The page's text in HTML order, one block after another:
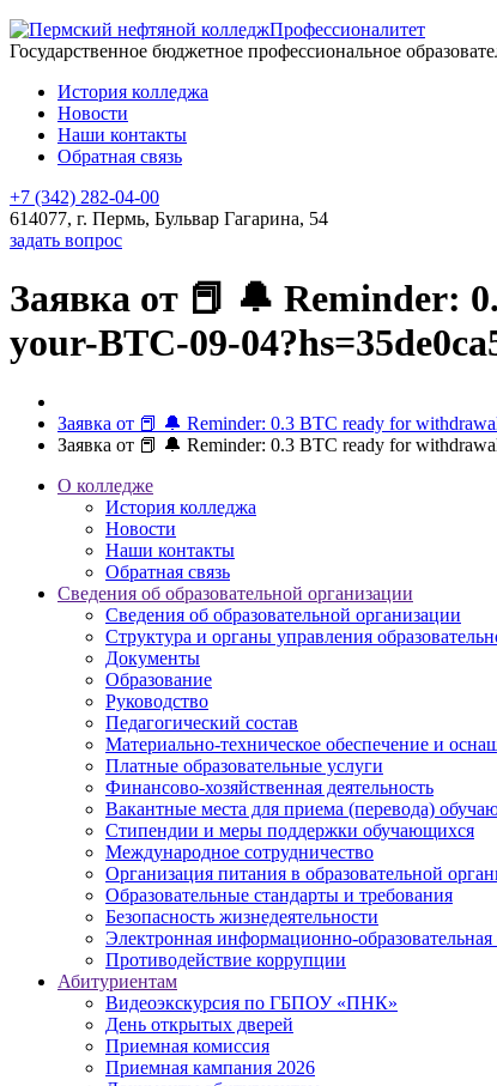
Профессионалитет
Государственное бюджетное профессиональное
История колледжа
Новости
Наши контакты
Обратная связь
+7 (342) 282-04-00
614077, г. Пермь, Бульвар Гагарина, 54
задать вопрос
Заявка от 📕 🔔 Reminder:
your-BTC-09-
Заявка от 📕 🔔 Reminder: 0.3 BTC ready for
Заявка от 📕 🔔 Reminder: 0.3 BTC ready for
О колледже
История колледжа
Новости
Наши контакты
Обратная связь
Сведения об образовательной организации
Сведения об образовательной организации
Структура и органы управления
Документы
Образование
Руководство
Педагогический состав
Материально-техническое обеспечение и
Платные образовательные услуги
Финансово-хозяйственная деятельность
Вакантные места для приема (перевода)
Стипендии и меры поддержки обучающихся
Международное сотрудничество
Организация питания в образовательной
Образовательные стандарты и требования
Безопасность жизнедеятельности
Электронная информационно-образовательная
Противодействие коррупции
Абитуриентам
Видеоэкскурсия по ГБПОУ «ПНК»
День открытых дверей
Приемная комиссия
Приемная кампания 2026